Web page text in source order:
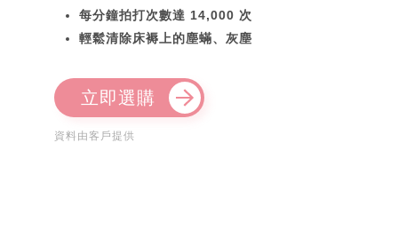
每分鐘拍打次數達 14,000 次
輕鬆清除床褥上的塵蟎、灰塵
立即選購
資料由客戶提供